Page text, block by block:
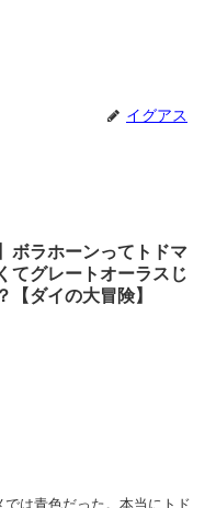
イグアス
ボラホーンってトドマ
てグレートオーラスじ
【ダイの大冒険】
は青色だった。本当にトド